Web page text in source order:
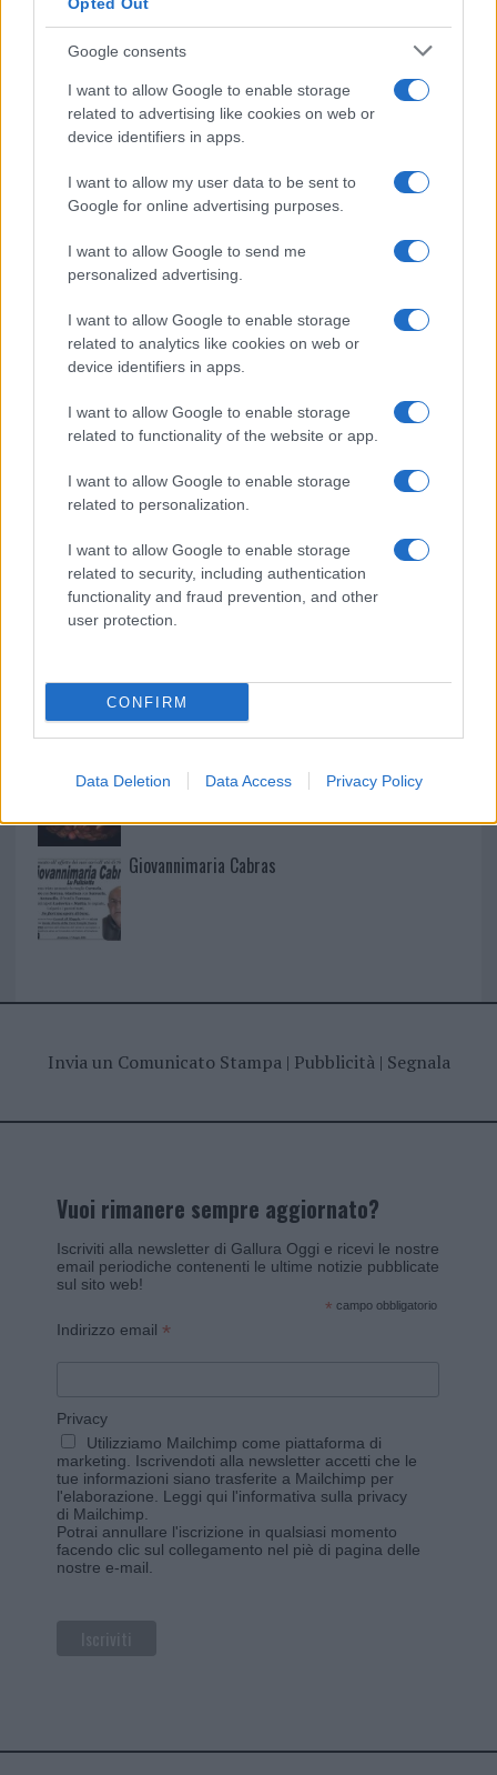
Google consents
I want to allow Google to enable storage
related to advertising like cookies on web or
device identifiers in apps.
I want to allow my user data to be sent to
Google for online advertising purposes.
I want to allow Google to send me
personalized advertising.
I want to allow Google to enable storage
related to analytics like cookies on web or
device identifiers in apps.
I want to allow Google to enable storage
related to functionality of the website or app.
I want to allow Google to enable storage
related to personalization.
I want to allow Google to enable storage
related to security, including authentication
functionality and fraud prevention, and other
user protection.
CONFIRM
Data Deletion Data Access Privacy Policy
Martina Agostina Diturco
I nostri cari
I nostri cari
I nostri cari
Giovannimaria Cabras
Invia un Comunicato Stampa| Pubblicità| Segnala
Vuoi rimanere sempre aggiornato?
Iscriviti alla newsletter di Gallura Oggi e ricevi le nostre
email periodiche contenenti le ultime notizie pubblicate
sul sito web!
* campo obbligatorio
Indirizzo email *
Privacy
Utilizziamo Mailchimp come piattaforma di
marketing. Iscrivendoti alla newsletter accetti che le
tue informazioni siano trasferite a Mailchimp per
l'elaborazione. Leggi qui l'informativa sulla privacy
di Mailchimp
Potrai annullare l'iscrizione in qualsiasi momento
facendo clic sul collegamento nel piè di pagina delle
nostre e-mail.